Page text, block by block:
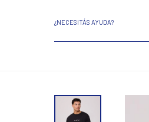
¿NECESITÁS AYUDA?